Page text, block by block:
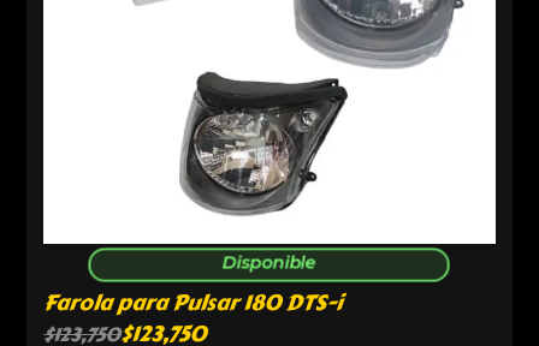
Disponible
Farola para Pulsar 180 DTS-i
$123,750$123,750